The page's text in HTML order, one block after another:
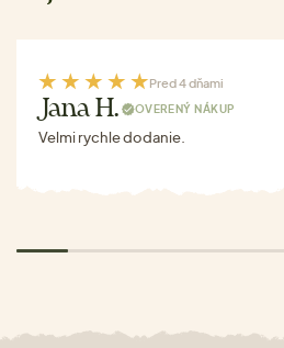
Pred 4 dňami
Jana H. OVERENÝ NÁKUP
Velmi rychle dodanie.